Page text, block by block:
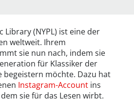
Library (NYPL) ist eine der
weltweit. Ihrem
sie nun nach, indem sie
für Klassiker der
begeistern möchte. Dazu hat
Instagram-Account ins
sie für das Lesen wirbt.